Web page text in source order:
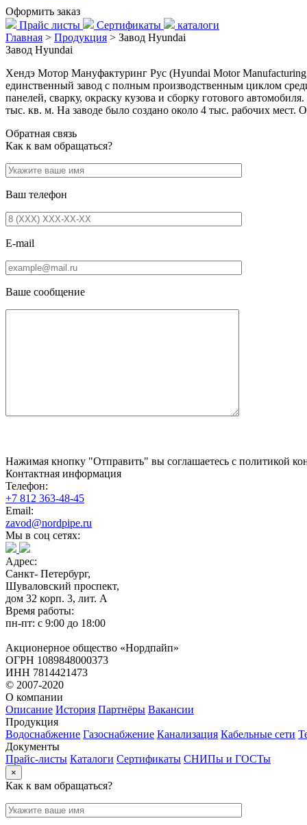
Оформить заказ
Прайс листы
Сертификаты
каталоги
Главная > Продукция > Завод Hyundai
Завод Hyundai
Хендэ Мотор Мануфактуринг Рус (Hyundai Motor
единственный завод с полным производственным циклом
панелей, сварку, окраску кузова и сборку готового
тыс. кв. м. На заводе было создано около 4 тыс. рабочих мест.
Обратная связь
Как к вам обращаться?
Ваш телефон
E-mail
Ваше сообщение
Нажимая кнопку "Отправить" вы соглашаетесь с политикой
Контактная информация
Телефон:
+7 812 363-48-45
Email:
zavod@nordpipe.ru
Мы в соц сетях:
Адрес:
Санкт- Петербург,
Шуваловский проспект,
дом 32 корп. 3, лит. А
Время работы:
пн-пт: с 9:00 до 18:00
Акционерное общество «Нордпайп»
ОГРН 1089848000373
ИНН 7814421473
© 2007-2020
О компании
Описание История Партнёры Вакансии
Продукция
Водоснабжение Газоснабжение Канализация Кабельные сети
Документы
Прайс-листы Каталоги Сертификаты СНИПы и ГОСТы
×
Как к вам обращаться?